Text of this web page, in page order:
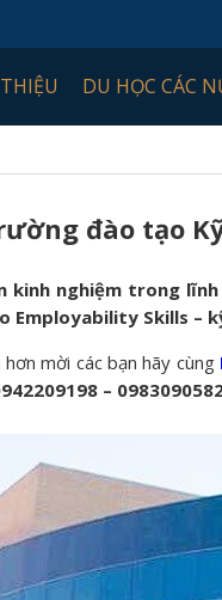
DU HỌC CÁC
đào tạo
kinh nghiệm trong
Skills –
mời các bạn hãy cùng
–